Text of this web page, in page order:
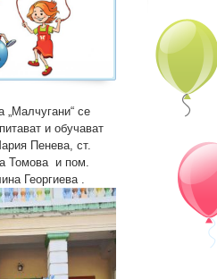
услуги и
за
„Малчугани“ се
и обучават
Пенева, ст.
Томова и пом.
Георгиева .